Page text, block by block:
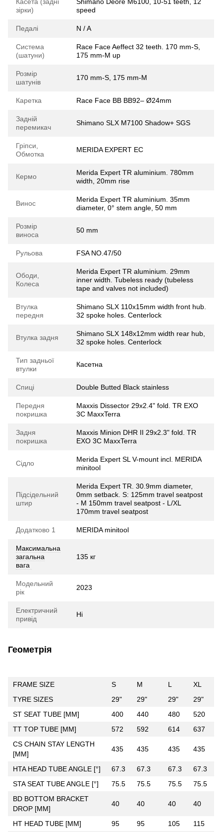
зірки)
speed
Педалі N / A
Система
(шатуни)
Race Face Aeffect 32 teeth. 170 mm-S,
175 mm-M up
Розмір
шатунів
170 mm-S, 175 mm-M
Каретка Race Face BB BB92– Ø24mm
Задній
перемикач
Shimano SLX M7100 Shadow+ SGS
Гріпси,
Обмотка
MERIDA EXPERT EC
Кермо
Merida Expert TR aluminium. 780mm
width, 20mm rise
Винос
Merida Expert TR aluminium. 35mm
diameter, 0° stem angle, 50 mm
Розмір
виноса
50 mm
Рульова FSA NO.47/50
Ободи,
Колеса
Merida Expert TR aluminium. 29mm
inner width. Tubeless ready (tubeless
tape and valves not included)
Втулка
передня
Shimano SLX 110x15mm width front hub.
32 spoke holes. Centerlock
Втулка задня
Shimano SLX 148x12mm width rear hub,
32 spoke holes. Centerlock
Тип задньої
втулки
Касетна
Спиці Double Butted Black stainless
Передня
покришка
Maxxis Dissector 29x2.4" fold. TR EXO
3C MaxxTerra
Задня
покришка
Maxxis Minion DHR II 29x2.3" fold. TR
EXO 3C MaxxTerra
Сідло
Merida Expert SL V-mount incl. MERIDA
minitool
Підсідельний
штир
Merida Expert TR. 30.9mm diameter,
0mm setback. S: 125mm travel seatpost
- M 150mm travel seatpost - L/XL
170mm travel seatpost
Додатково 1 MERIDA minitool
Максимальна
загальна
вага
135 кг
Модельний
рік
2023
Електричний
привід
Ні
Геометрія
FRAME SIZE S M L
XL
TYRE SIZES
29" 29" 29"
29"
ST SEAT TUBE [MM]
400 440 480
520
TT TOP TUBE [MM]
572 592 614
637
CS CHAIN STAY LENGTH
[MM]
435 435 435 435
HTA HEAD TUBE ANGLE [°] 67.3 67.3 67.3
67.3
STA SEAT TUBE ANGLE [°]
75.5 75.5 75.5
75.5
BD BOTTOM BRACKET
DROP [MM]
40 40 40 40
HT HEAD TUBE [MM] 95 95 105
115